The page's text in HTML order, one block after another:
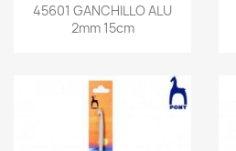
45601 GANCHILLO ALU
2mm 15cm